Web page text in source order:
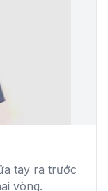
tay ra trước
vòng.